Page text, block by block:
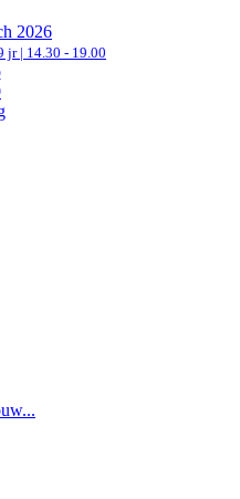
2026
jr | 14.30 - 19.00